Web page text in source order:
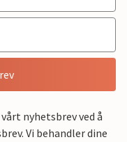
nyhetsbrev ved å
Vi behandler dine